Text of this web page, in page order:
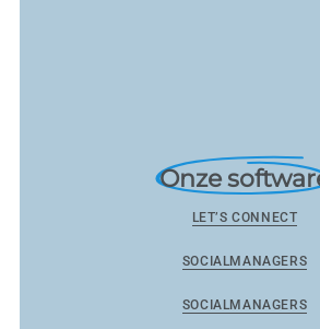
Onze
LET’S CONNECT
SOCIALMANAGERS
SOCIALMANAGERS